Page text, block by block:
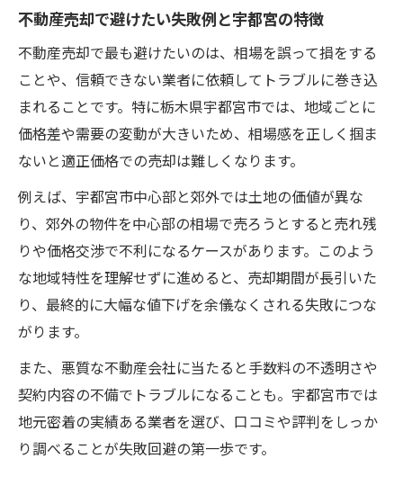
とは
宇都宮市で信頼を得る売却のコツ
宇都宮の不動産売却で信頼関係を築くポイ
ント
不動産売却の際に担当者と円滑に進める方
法
宇都宮の不動産会社選びで注目すべき基準
信頼される売主になるための不動産売却対
策
ランキング情報を活用した不動産売却の利
点
知って安心の不動産売却トラブル回避術
不動産売却トラブル事例と宇都宮での対策
法
よくある不動産売却のリスクと回避ポイン
ト
不動産売却で避けたい失敗例と宇都宮の特徴
不動産売却で最も避けたいのは、相場を誤って損をする
ことや、信頼できない業者に依頼してトラブルに巻き込
まれることです。特に栃木県宇都宮市では、地域ごとに
価格差や需要の変動が大きいため、相場感を正しく掴ま
ないと適正価格での売却は難しくなります。
例えば、宇都宮市中心部と郊外では土地の価値が異な
り、郊外の物件を中心部の相場で売ろうとすると売れ残
りや価格交渉で不利になるケースがあります。このよう
な地域特性を理解せずに進めると、売却期間が長引いた
り、最終的に大幅な値下げを余儀なくされる失敗につな
がります。
また、悪質な不動産会社に当たると手数料の不透明さや
契約内容の不備でトラブルになることも。宇都宮市では
地元密着の実績ある業者を選び、口コミや評判をしっか
り調べることが失敗回避の第一歩です。